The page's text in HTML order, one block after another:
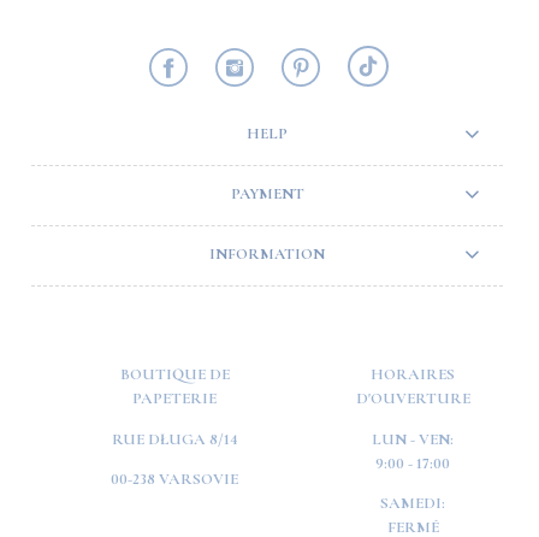
HELP
PAYMENT
INFORMATION
BOUTIQUE DE
PAPETERIE
RUE DŁUGA 8/14
00-238 VARSOVIE
HORAIRES
D'OUVERTURE
LUN - VEN:
9:00 - 17:00
SAMEDI:
FERMÉ